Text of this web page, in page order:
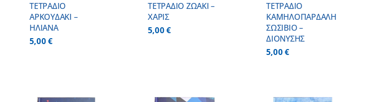
ΤΕΤΡΑΔΙΟ
ΑΡΚΟΥΔΑΚΙ –
ΗΛΙΑΝΑ
5,00€
ΤΕΤΡΑΔΙΟ ΖΩΑΚΙ –
ΧΑΡΙΣ
5,00€
ΤΕΤΡΑΔΙΟ
ΚΑΜΗΛΟΠΑΡΔΑΛΗ
ΣΩΣΙΒΙΟ –
ΔΙΟΝΥΣΗΣ
5,00€